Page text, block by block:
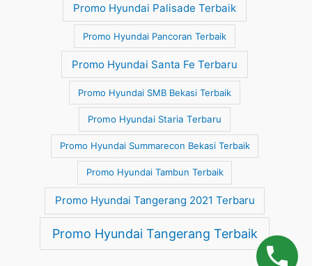
Promo Hyundai Palisade Terbaik
Promo Hyundai Pancoran Terbaik
Promo Hyundai Santa Fe Terbaru
Promo Hyundai SMB Bekasi Terbaik
Promo Hyundai Staria Terbaru
Promo Hyundai Summarecon Bekasi Terbaik
Promo Hyundai Tambun Terbaik
Promo Hyundai Tangerang 2021 Terbaru
Promo Hyundai Tangerang Terbaik